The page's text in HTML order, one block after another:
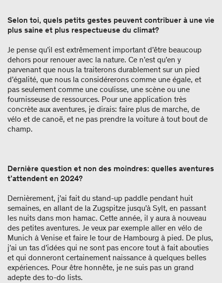
Selon toi, quels petits gestes peuvent contribuer à une vie
plus saine et plus respectueuse du climat?
Je pense qu’il est extrêmement important d’être beaucoup
dehors pour renouer avec la nature. Ce n’est qu’en y
parvenant que nous la traiterons durablement sur un pied
d’égalité, que nous la considérerons comme une égale, et
pas seulement comme une coulisse, une scène ou une
fournisseuse de ressources. Pour une application très
concrète aux aventures, je dirais: faire plus de marche, de
vélo et de canoë, et ne pas prendre la voiture à tout bout de
champ.
Dernière question et non des moindres: quelles aventures
t’attendent en 2024?
Dernièrement, j’ai fait du stand-up paddle pendant huit
semaines, en allant de la Zugspitze jusqu’à Sylt, en passant
les nuits dans mon hamac. Cette année, il y aura à nouveau
des petites aventures. Je veux par exemple aller en vélo de
Munich à Venise et faire le tour de Hambourg à pied. De plus,
j’ai un tas d’idées qui ne sont pas encore tout à fait abouties
et qui donneront certainement naissance à quelques belles
expériences. Pour être honnête, je ne suis pas un grand
adepte des to-do lists.